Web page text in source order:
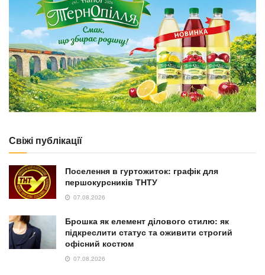
Свіжі публікації
Поселення в гуртожиток: графік для
першокурсників ТНТУ
07.08.2026
Брошка як елемент ділового стилю: як
підкреслити статус та оживити строгий
офісний костюм
07.08.2026